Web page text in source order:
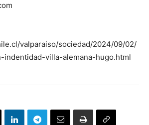
valparaiso/sociedad/2024/09/02/
indentidad-villa-alemana-hugo.html